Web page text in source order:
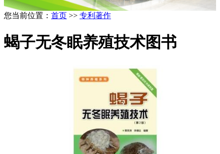
您当前位置： 首页 >> 专利著作
蝎子无冬眠养殖技术图书